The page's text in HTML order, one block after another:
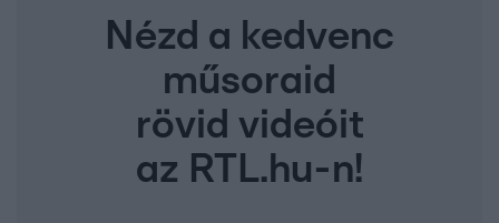
Nézd a kedvenc
műsoraid
rövid videóit
az RTL.hu-n!